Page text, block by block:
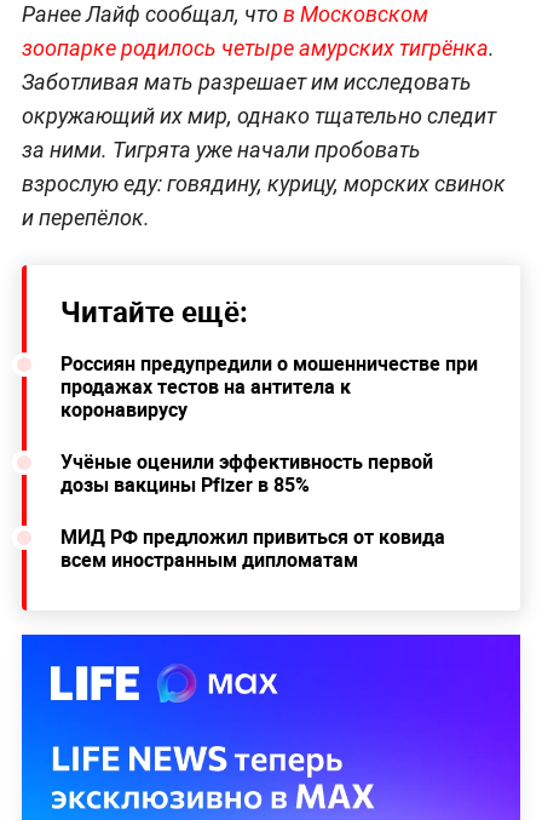
Ранее Лайф сообщал, чтов Московском
зоопарке родилось четыре амурских тигрёнка.
Заботливая мать разрешает им исследовать
окружающий их мир, однако тщательно следит
за ними. Тигрята уже начали пробовать
взрослую еду: говядину, курицу, морских свинок
и перепёлок.
Читайте ещё:
Россиян предупредили о мошенничестве при
продажах тестов на антитела к
коронавирусу
Учёные оценили эффективность первой
дозы вакцины Pfizer в 85%
МИД РФ предложил привиться от ковида
всем иностранным дипломатам